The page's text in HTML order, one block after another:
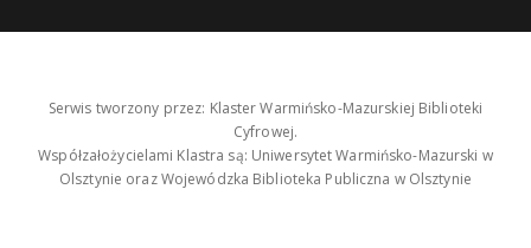
Serwis tworzony przez: Klaster Warmińsko-Mazurskiej Biblioteki
Cyfrowej.
Współzałożycielami Klastra są: Uniwersytet Warmińsko-Mazurski w
Olsztynie oraz Wojewódzka Biblioteka Publiczna w Olsztynie